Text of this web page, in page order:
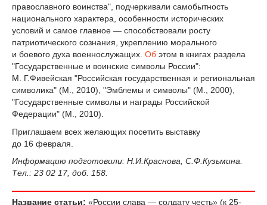
православного воинства", подчеркивали самобытность
национального характера, особенности исторических
условий и самое главное — способствовали росту
патриотического сознания, укреплению морального
и боевого духа военнослужащих. Об этом в книгах раздела
"Государственные и воинские символы России":
М. Г.Фивейская "Российская государственная и региональная
символика" (М., 2010), "Эмблемы и символы" (М., 2000),
"Государственные символы и награды Российской
Федерации" (М., 2010).
Приглашаем всех желающих посетить выставку
до 16 февраля.
Информацию подготовили: Н.И.Краснова, С.Ф.Кузьмина.
Тел.: 23 02 17, доб. 158.
Название статьи: «России слава — солдату честь» (к 25-